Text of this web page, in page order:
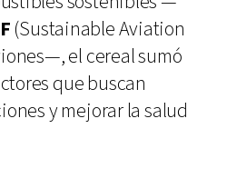
(Sustainable Aviation
el cereal sumó
que buscan
y mejorar la salud